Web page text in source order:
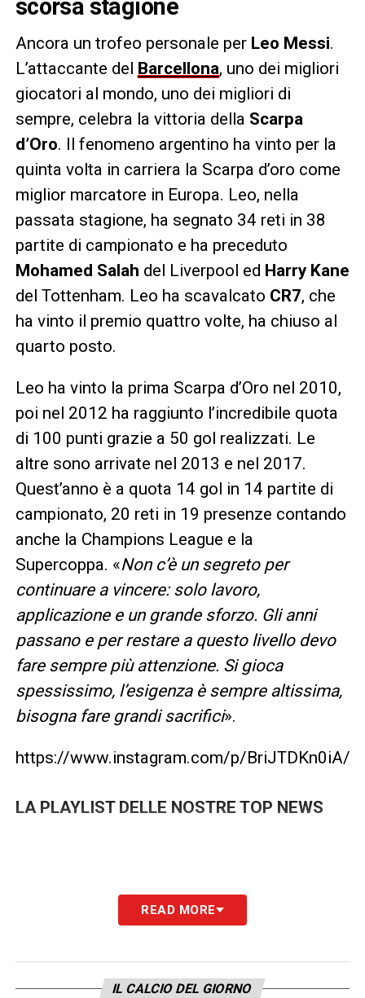
scorsa stagione
Ancora un trofeo personale per Leo Messi.
L’attaccante del
Barcellona, uno dei migliori
giocatori al mondo, uno dei migliori di
sempre, celebra la vittoria della Scarpa
d’Oro. Il fenomeno argentino ha vinto per la
quinta volta in carriera la Scarpa d’oro come
miglior marcatore in Europa. Leo, nella
passata stagione, ha segnato 34 reti in 38
partite di campionato e ha preceduto
Mohamed Salah del Liverpool ed Harry Kane
del Tottenham. Leo ha scavalcato CR7, che
ha vinto il premio quattro volte, ha chiuso al
quarto posto.
Leo ha vinto la prima Scarpa d’Oro nel 2010,
poi nel 2012 ha raggiunto l’incredibile quota
di 100 punti grazie a 50 gol realizzati. Le
altre sono arrivate nel 2013 e nel 2017.
Quest’anno è a quota 14 gol in 14 partite di
campionato, 20 reti in 19 presenze contando
anche la Champions League e la
Supercoppa. «Non c’è un segreto per
continuare a vincere: solo lavoro,
applicazione e un grande sforzo. Gli anni
passano e per restare a questo livello devo
fare sempre più attenzione. Si gioca
spessissimo, l’esigenza è sempre altissima,
bisogna fare grandi sacrifici».
https://www.instagram.com/p/BriJTDKn0iA/
LA PLAYLIST DELLE NOSTRE TOP NEWS
READ MORE
IL CALCIO DEL GIORNO